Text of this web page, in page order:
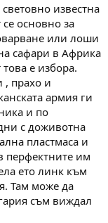
световно известна
основно за
или лоши
сафари в Африка
е избора.
, прахо и
армия ги
и по
с доживотна
пластмаса и
перфектните им
ето линк към
Там може да
съм виждал